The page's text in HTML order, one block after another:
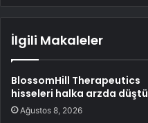
İlgili Makaleler
BlossomHill Therapeutics
hisseleri halka arzda düştü
Ağustos 8, 2026